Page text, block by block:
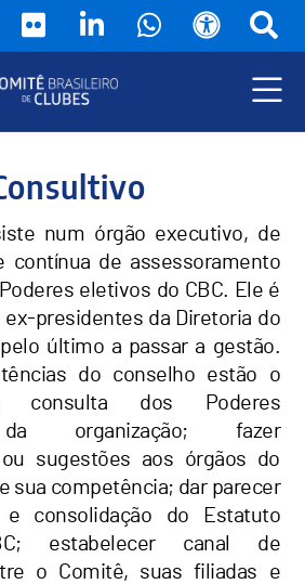
num órgão executivo, de
contínua de assessoramento
eletivos do CBC. Ele é
presidentes da Diretoria do
último a passar a gestão.
do conselho estão o
consulta dos Poderes
da organização; fazer
sugestões aos órgãos do
sua competência; dar parecer
e consolidação do Estatuto
estabelecer canal de
o Comitê, suas filiadas e